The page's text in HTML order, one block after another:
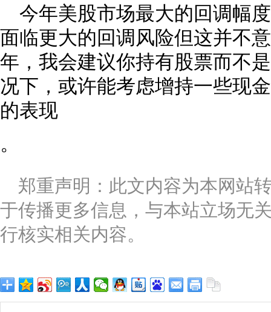
今年美股市场最大的回调幅
面临更大的回调风险但这并不
年，我会建议你持有股票而不
况下，或许能考虑增持一些现
的表现
。
郑重声明：此文内容为本网站
于传播更多信息，与本站立场无
行核实相关内容。